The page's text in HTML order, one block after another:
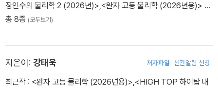
장인수의 물리학 2 (2026년)>,<완자 고등 물리학 (2026년용)> …
총 8종 (모두보기)
지은이: 강태욱 저자파일 신간알림 신청
최근작 : <완자 고등 물리학 (2026년용)>,<HIGH TOP 하이탑 내